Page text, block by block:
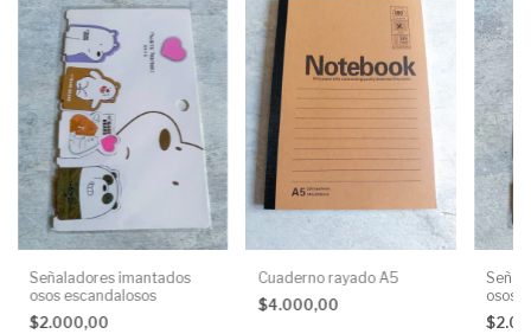
Señaladores imantados
osos escandalosos
$2.000,00
Cuaderno rayado A5
$4.000,00
osos